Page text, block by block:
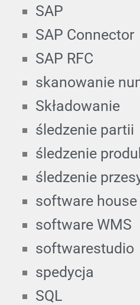
SAP
SAP Connector
SAP RFC
skanowanie
Składowanie
śledzenie partii
śledzenie
śledzenie
software house
software WMS
softwarestudio
spedycja
SQL